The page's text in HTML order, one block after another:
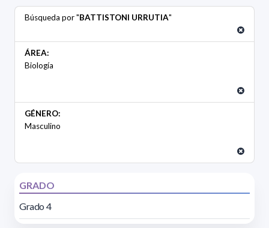
Búsqueda por "BATTISTONI URRUTIA"
ÁREA:
Biología
GÉNERO:
Masculino
GRADO
Grado 4